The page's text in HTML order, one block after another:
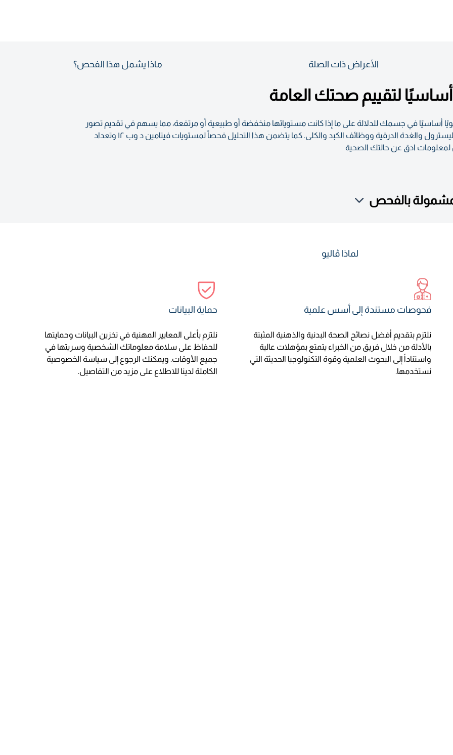
الأعراض ذات الصلة ماذا يشمل هذا الفحص؟
معلومات حول 100 مؤشرًا حيويًا أساسيًا في جسمك للدلالة على ما إذا كانت مستوياتها منخفضة أو طبيعية أو مرتفعة، مما يسهم في تقديم تصور
عام لوضعك الصحي، بما في ذلك مستويات الكوليسترول والغدة الدرقية ووظائف الكبد والكلى. كما يتضمن هذا التحليل فحصاً لمستويات فيتامين د وب ١٢ وتعداد
لمعلومات ادق عن حالتك الصحية
بالفحص
لماذا ڤاليو
فحوصات مستندة إلى أسس علمية
نلتزم بتقديم أفضل نصائح الصحة البدنية والذهنية المثبتة
بالأدلة من خلال فريق من الخبراء يتمتع بمؤهلات عالية
واستناداً إلى البحوث العلمية وقوة التكنولوجيا الحديثة التي
نستخدمها.
حماية البيانات
نلتزم بأعلى المعايير المهنية في تخزين البيانات وحمايتها
للحفاظ على سلامة معلوماتك الشخصية وسريتها في
جميع الأوقات. ويمكنك الرجوع إلى سياسة الخصوصية
الكاملة لدينا للاطلاع على مزيد من التفاصيل.